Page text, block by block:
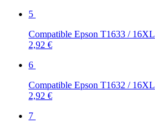
5
Compatible Epson T1633 / 16XL
2,92 €
6
Compatible Epson T1632 / 16XL
2,92 €
7